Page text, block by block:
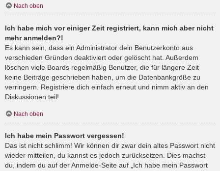
Nach oben
Ich habe mich vor einiger Zeit registriert, kann mich aber nicht
mehr anmelden?!
Es kann sein, dass ein Administrator dein Benutzerkonto aus
verschieden Gründen deaktiviert oder gelöscht hat. Außerdem
löschen viele Boards regelmäßig Benutzer, die für längere Zeit
keine Beiträge geschrieben haben, um die Datenbankgröße zu
verringern. Registriere dich einfach erneut und nimm aktiv an den
Diskussionen teil!
Nach oben
Ich habe mein Passwort vergessen!
Das ist nicht schlimm! Wir können dir zwar dein altes Passwort nicht
wieder mitteilen, du kannst es jedoch zurücksetzen. Dies machst
du, indem du auf der Anmelde-Seite auf „Ich habe mein Passwort